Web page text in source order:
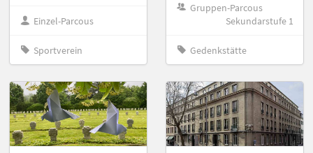
Einzel-Parcous
Sportverein
Gruppen-Parcous
Sekundarstufe 1
Gedenkstätte